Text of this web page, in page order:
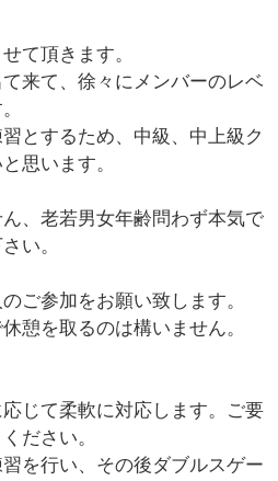
て頂きます。
来て、徐々にメンバーのレベ
とするため、中級、中上級ク
思います。
、老若男女年齢問わず本気で
い。
ご参加をお願い致します。
憩を取るのは構いません。
じて柔軟に対応します。ご要
ださい。
を行い、その後ダブルスゲー